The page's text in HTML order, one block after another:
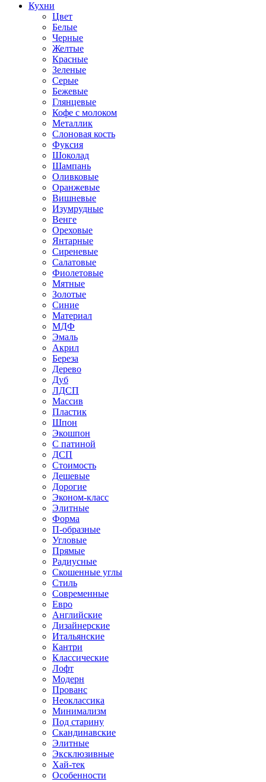
Кухни
Цвет
Белые
Черные
Желтые
Красные
Зеленые
Серые
Бежевые
Глянцевые
Кофе с молоком
Металлик
Слоновая кость
Фуксия
Шоколад
Шампань
Оливковые
Оранжевые
Вишневые
Изумрудные
Венге
Ореховые
Янтарные
Сиреневые
Салатовые
Фиолетовые
Мятные
Золотые
Синие
Материал
МДФ
Эмаль
Акрил
Береза
Дерево
Дуб
ЛДСП
Массив
Пластик
Шпон
Экошпон
С патиной
ДСП
Стоимость
Дешевые
Дорогие
Эконом-класс
Элитные
Форма
П-образные
Угловые
Прямые
Радиусные
Скошенные углы
Стиль
Современные
Евро
Английские
Дизайнерские
Итальянские
Кантри
Классические
Лофт
Модерн
Прованс
Неоклассика
Минимализм
Под старину
Скандинавские
Элитные
Эксклюзивные
Хай-тек
Особенности